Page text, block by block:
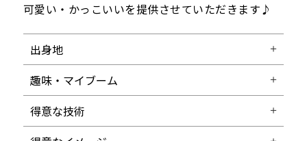
可愛い・かっこいいを提供させていただきます♪
出身地
趣味・マイブーム
得意な技術